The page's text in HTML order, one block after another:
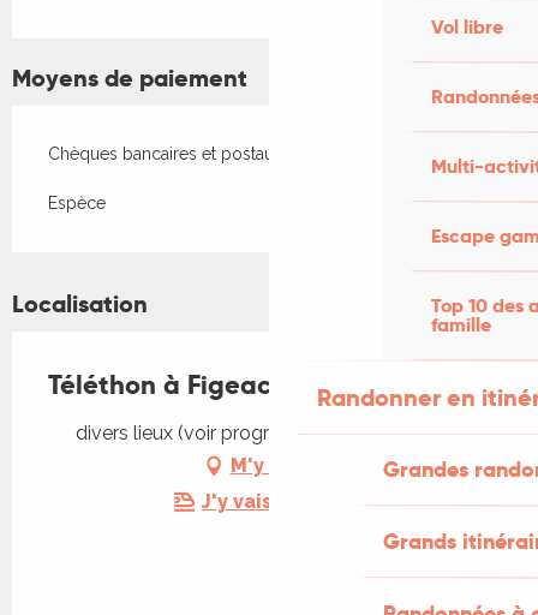
Vol libre
Multi-
Escape
Top 10 des
famille
Randonner en
Grandes
Grands
Moyens de paiement
Chèques bancaires et postaux
Espèce
Localisation
Téléthon à Figeac !
divers lieux (voir programme), 46100 Figeac
M'y rendre
J'y vais en train !